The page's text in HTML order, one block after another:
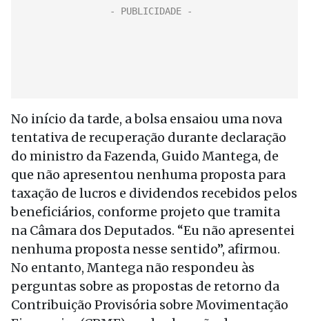
No início da tarde, a bolsa ensaiou uma nova
tentativa de recuperação durante declaração
do ministro da Fazenda, Guido Mantega, de
que não apresentou nenhuma proposta para
taxação de lucros e dividendos recebidos pelos
beneficiários, conforme projeto que tramita
na Câmara dos Deputados. “Eu não apresentei
nenhuma proposta nesse sentido”, afirmou.
No entanto, Mantega não respondeu às
perguntas sobre as propostas de retorno da
Contribuição Provisória sobre Movimentação